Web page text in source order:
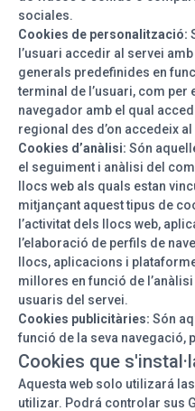
sociales.
Cookies de personalització:
l’usuari accedir al servei
generals predefinides en
terminal de l’usuari, com per
navegador amb el qual
regional des d’on accedeix al
Cookies d’anàlisi: Són
el seguiment i anàlisi del
llocs web als quals estan
mitjançant aquest tipus de
l’activitat dels llocs web,
l’elaboració de perfils de
llocs, aplicacions i
millores en funció de
usuaris del servei.
Cookies publicitàries: Són
funció de la seva navegació,
Cookies que
Aquesta web solo utilizará
utilizar. Podrá controlar sus